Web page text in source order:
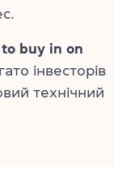
buy in on
інвесторів
технічний